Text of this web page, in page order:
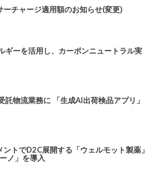
チャージ適用額のお知らせ(変更)
ギーを活用し、カーボンニュートラル実
物流業務に 「生成AI出荷検品アプリ」
トでD2C展開する「ウェルモット製薬」
ノ」を導入